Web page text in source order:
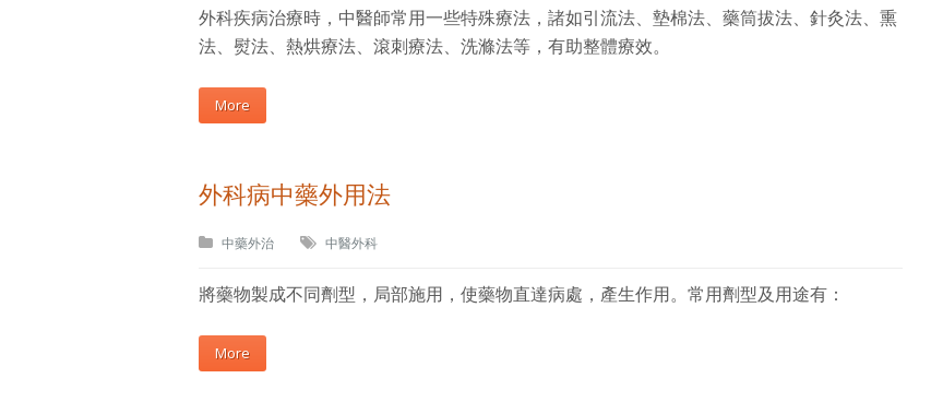
外科疾病治療時，中醫師常用一些特殊療法，諸如引流法、墊棉法、藥筒拔法、針灸法、熏
法、熨法、熱烘療法、滾刺療法、洗滌法等，有助整體療效。
More
外科病中藥外用法
中藥外治 中醫外科
將藥物製成不同劑型，局部施用，使藥物直達病處，產生作用。常用劑型及用途有：
More